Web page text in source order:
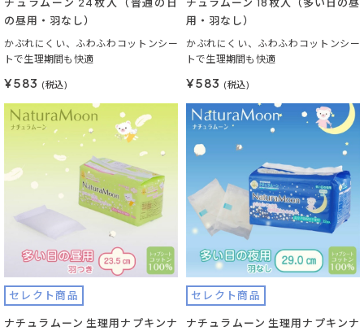
の昼用・羽なし）
かぶれにくい、ふわふわコットンシー
トで生理期間も快適
¥583 (税込)
用・羽なし）
かぶれにくい、ふわふわコットンシー
トで生理期間も快適
¥583 (税込)
セレクト商品
ナチュラムーン 生理用ナプキンナ
セレクト商品
ナチュラムーン 生理用ナプキンナ